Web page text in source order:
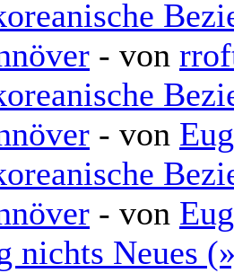
- von
- von
- von
nichts Neues